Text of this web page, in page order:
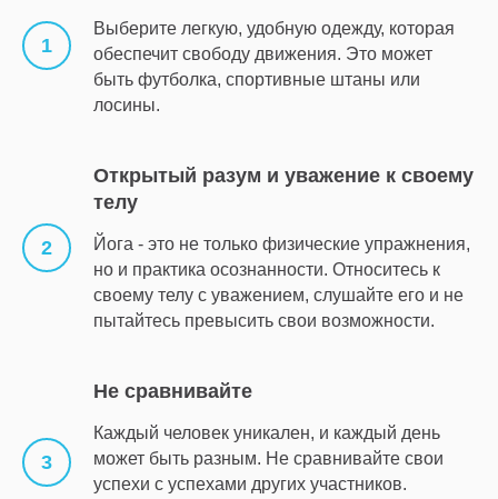
Выберите легкую, удобную одежду, которая
обеспечит свободу движения. Это может
быть футболка, спортивные штаны или
лосины.
Открытый разум и уважение к своему
телу
Йога - это не только физические упражнения,
но и практика осознанности. Относитесь к
своему телу с уважением, слушайте его и не
пытайтесь превысить свои возможности.
Не сравнивайте
Каждый человек уникален, и каждый день
может быть разным. Не сравнивайте свои
успехи с успехами других участников.